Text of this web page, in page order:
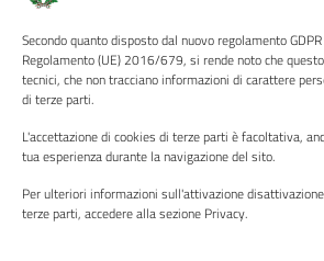
Secondo quanto disposto dal nuovo regolamento
Regolamento (UE) 2016/679, si rende noto che
tecnici, che non tracciano informazioni di carattere
di terze parti.
L'accettazione di cookies di terze parti è facoltativa,
tua esperienza durante la navigazione del sito.
Per ulteriori informazioni sull'attivazione
terze parti, accedere alla sezione Privacy.
Albo pretorio
Informativa privacy
Note legali
Piano di miglioramento del sito